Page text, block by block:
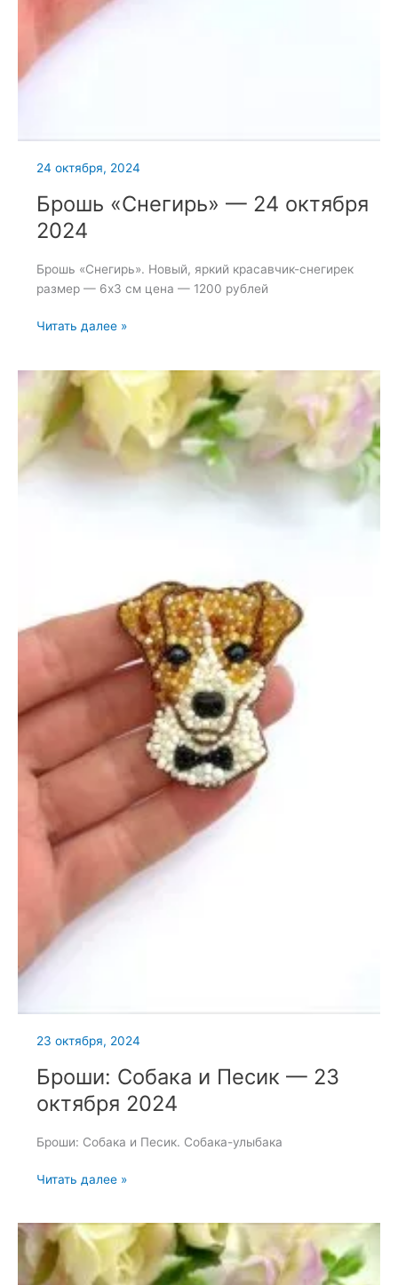
24 октября, 2024
Брошь «Снегирь» — 24 октября
2024
Брошь «Снегирь». Новый, яркий красавчик-снегирек
размер — 6х3 см цена — 1200 рублей
Брошь
октября
2024
Читать далее »
23 октября, 2024
Броши: Собака и Песик — 23
октября 2024
Броши: Собака и Песик. Собака-улыбака
Броши:
Песик
—
23
Читать далее »